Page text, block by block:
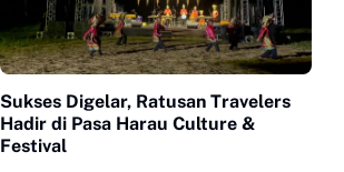
Sukses Digelar, Ratusan Travelers
Hadir di Pasa Harau Culture &
Festival